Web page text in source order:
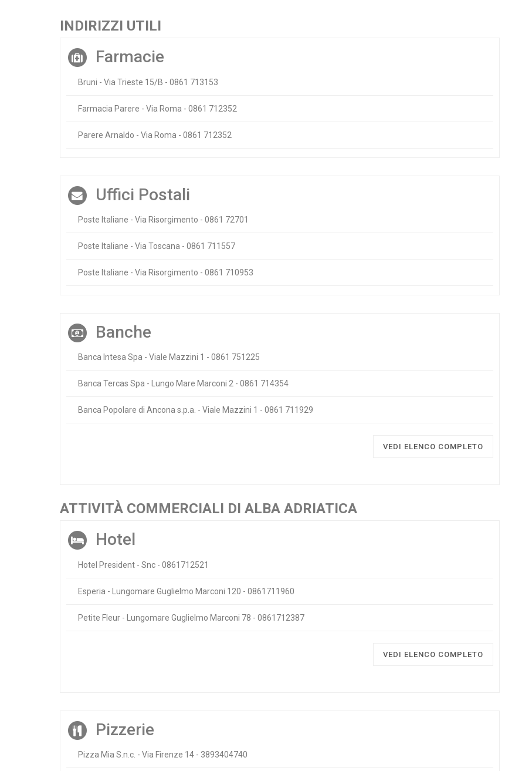
INDIRIZZI UTILI
Farmacie
Bruni - Via Trieste 15/B - 0861 713153
Farmacia Parere - Via Roma - 0861 712352
Parere Arnaldo - Via Roma - 0861 712352
Uffici Postali
Poste Italiane - Via Risorgimento - 0861 72701
Poste Italiane - Via Toscana - 0861 711557
Poste Italiane - Via Risorgimento - 0861 710953
Banche
Banca Intesa Spa - Viale Mazzini 1 - 0861 751225
Banca Tercas Spa - Lungo Mare Marconi 2 - 0861 714354
Banca Popolare di Ancona s.p.a. - Viale Mazzini 1 - 0861 711929
VEDI ELENCO COMPLETO
ATTIVITÀ COMMERCIALI DI ALBA ADRIATICA
Hotel
Hotel President - Snc - 0861712521
Esperia - Lungomare Guglielmo Marconi 120 - 0861711960
Petite Fleur - Lungomare Guglielmo Marconi 78 - 0861712387
VEDI ELENCO COMPLETO
Pizzerie
Pizza Mia S.n.c. - Via Firenze 14 - 3893404740